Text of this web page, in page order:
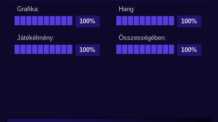
Grafika:
100%
Hang:
100%
Játékélmény:
100%
Összességében:
100%